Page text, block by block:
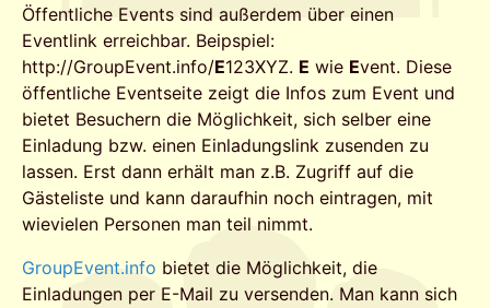
Öffentliche Events sind außerdem über einen
Eventlink erreichbar. Beipspiel:
http://GroupEvent.info/E123XYZ. E wie Event. Diese
öffentliche Eventseite zeigt die Infos zum Event und
bietet Besuchern die Möglichkeit, sich selber eine
Einladung bzw. einen Einladungslink zusenden zu
lassen. Erst dann erhält man z.B. Zugriff auf die
Gästeliste und kann daraufhin noch eintragen, mit
wievielen Personen man teil nimmt.
GroupEvent.info bietet die Möglichkeit, die
Einladungen per E-Mail zu versenden. Man kann sich